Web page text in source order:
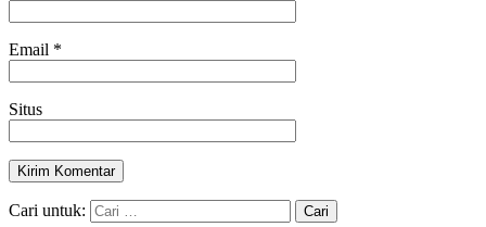
Email *
Situs
Cari untuk: